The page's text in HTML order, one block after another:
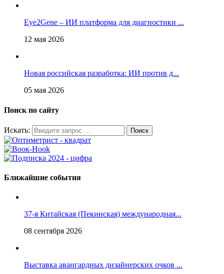
Eye2Gene – ИИ платформа для диагностики ...
12 мая 2026
Новая российская разработка: ИИ против д...
05 мая 2026
Поиск по сайту
Искать:
Ближайшие события
37-я Китайская (Пекинская) международная...
08 сентября 2026
Выставка авангардных дизайнерских очков ...